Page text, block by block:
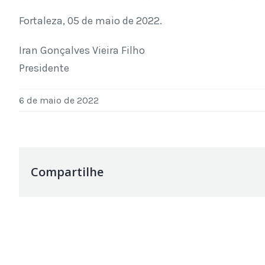
Fortaleza, 05 de maio de 2022.
Iran Gonçalves Vieira Filho
Presidente
6 de maio de 2022
Compartilhe